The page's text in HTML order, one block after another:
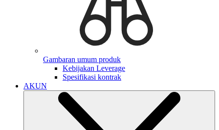
Gambaran umum produk
Kebijakan Leverage
Spesifikasi kontrak
AKUN